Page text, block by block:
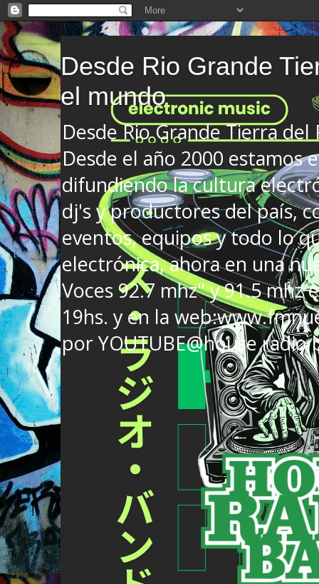
Desde Rio Grande
el mundo
Desde Rio Grande Tierra
Desde el año 2000 estamos
difundiendo la cultura
dj's y productores del país,
eventos, equipos y todo lo
electrónica, ahora en una
Voces 92.7 mhz" y 91.5 mhz
19hs. y en la
por YOUTUBE@house radio